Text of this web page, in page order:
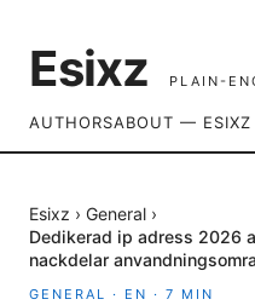
Esixz PLAIN-
AUTHORSABOUT — ESIXZ
Esixz › General ›
Dedikerad ip adress 2026
nackdelar
GENERAL · EN · 7 MIN